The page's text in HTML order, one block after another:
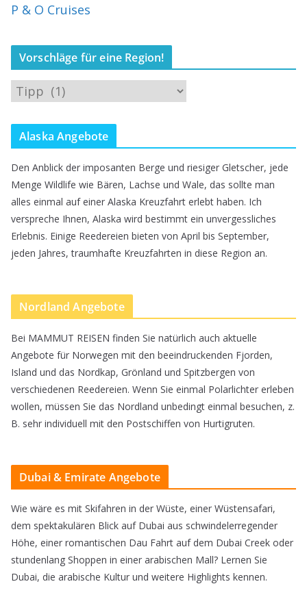
P & O Cruises
Vorschläge für eine Region!
V
c
h
l
ä
ü
r
e
i
n
R
g
i
o
n
Alaska Angebote
Den Anblick der imposanten Berge und riesiger Gletscher, jede
Menge Wildlife wie Bären, Lachse und Wale, das sollte man
alles einmal auf einer Alaska Kreuzfahrt erlebt haben. Ich
verspreche Ihnen, Alaska wird bestimmt ein unvergessliches
Erlebnis. Einige Reedereien bieten von April bis September,
jeden Jahres, traumhafte Kreuzfahrten in diese Region an.
Nordland Angebote
Bei MAMMUT REISEN finden Sie natürlich auch aktuelle
Angebote für Norwegen mit den beeindruckenden Fjorden,
Island und das Nordkap, Grönland und Spitzbergen von
verschiedenen Reedereien. Wenn Sie einmal Polarlichter erleben
wollen, müssen Sie das Nordland unbedingt einmal besuchen, z.
B. sehr individuell mit den Postschiffen von Hurtigruten.
Dubai & Emirate Angebote
Wie wäre es mit Skifahren in der Wüste, einer Wüstensafari,
dem spektakulären Blick auf Dubai aus schwindelerregender
Höhe, einer romantischen Dau Fahrt auf dem Dubai Creek oder
stundenlang Shoppen in einer arabischen Mall? Lernen Sie
Dubai, die arabische Kultur und weitere Highlights kennen.